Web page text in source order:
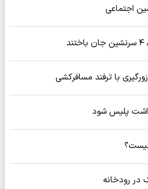
اجتماعی
با ترفند مسافرکشی
پلیس شود
در رودخانه